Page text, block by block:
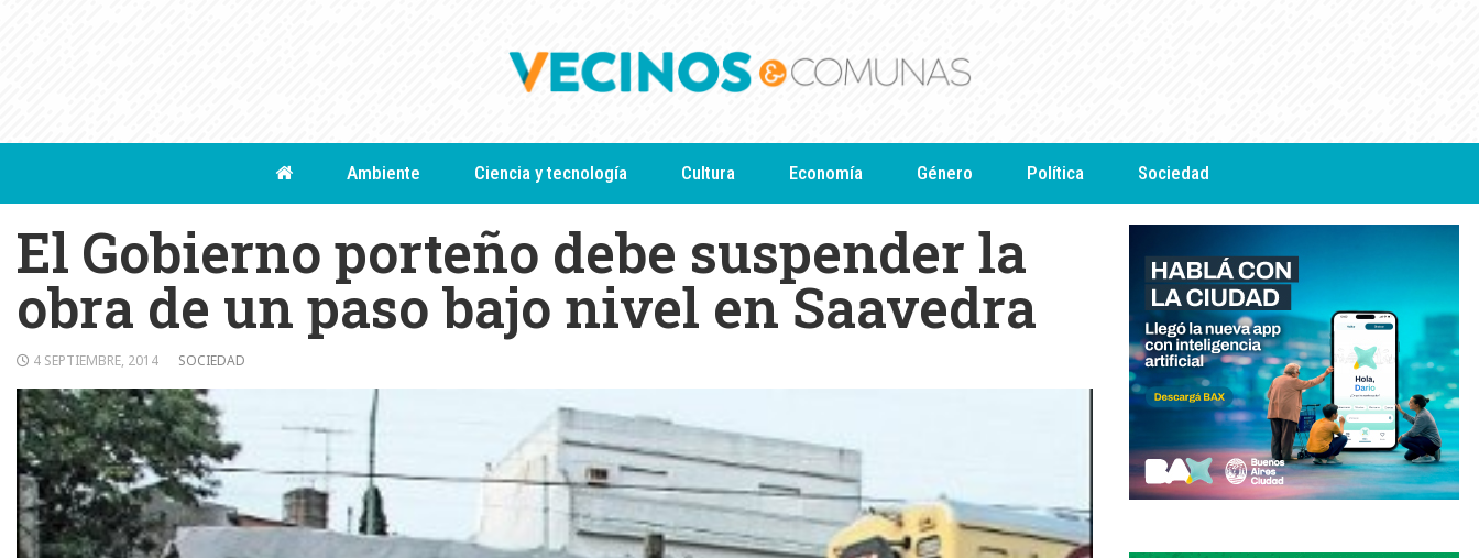
Ambiente Ciencia y tecnología Cultura Economía Género Política Sociedad
El Gobierno porteño debe suspender la
obra de un paso bajo nivel en Saavedra
4 SEPTIEMBRE, 2014 SOCIEDAD